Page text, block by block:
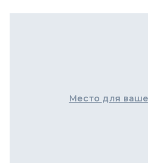
Место для